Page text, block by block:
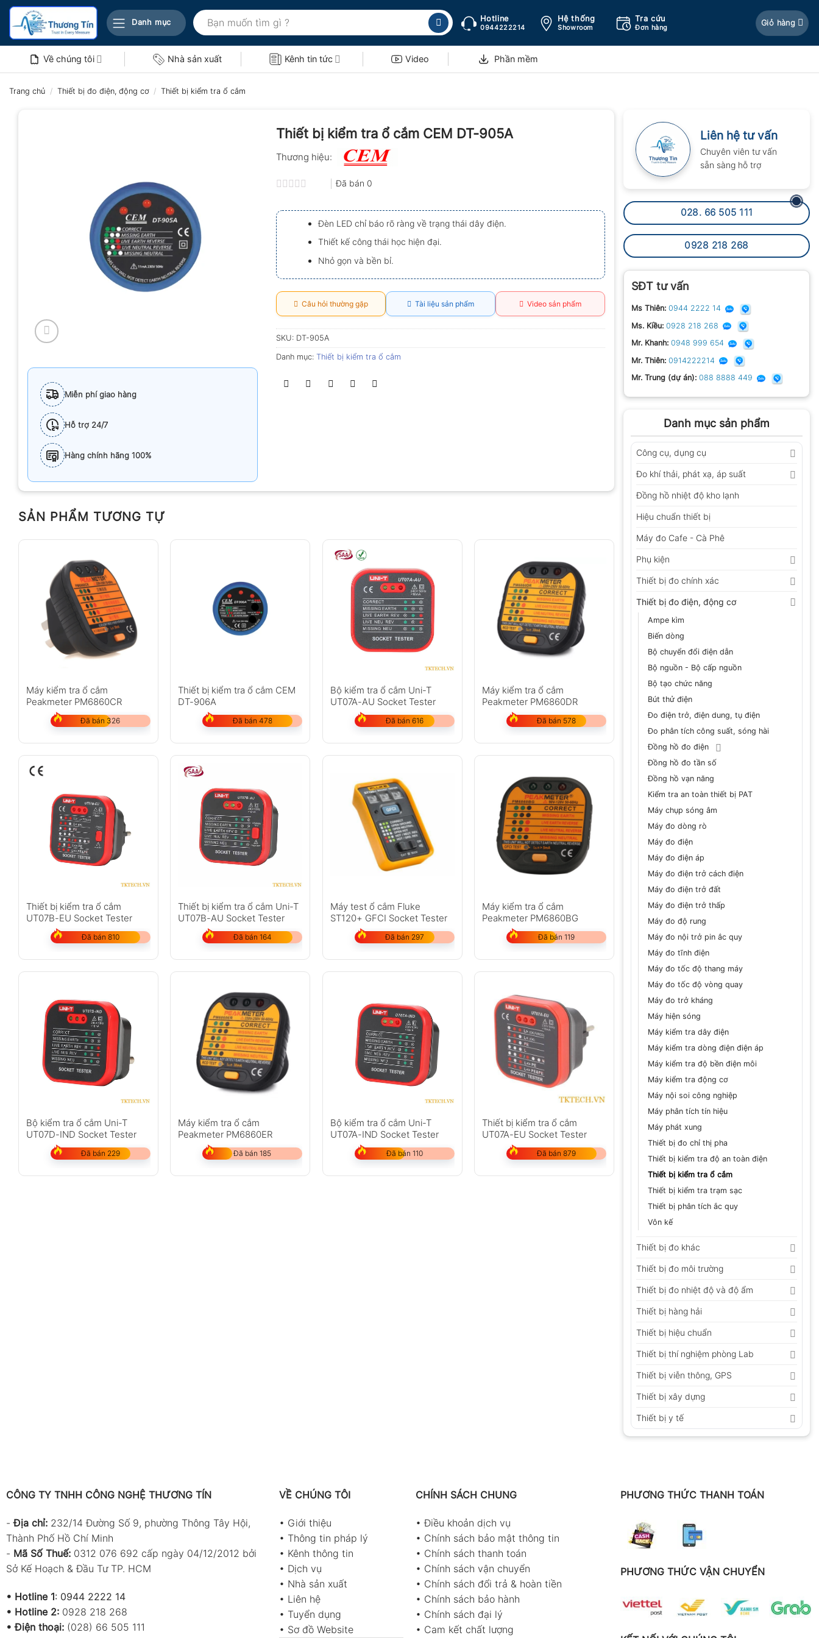
Bỏ
nội
Danh mục
Tìm
kiếm:
Hotline
0944222214
Hệ thống
Showroom
Tra cứu
Đơn hàng
Giỏ hàng
Về chúng tôi Nhà sản xuất Kênh tin tức Video Phần mềm
Trang chủ / Thiết bị đo điện, động cơ / Thiết bị kiểm tra ổ cắm
Liên hệ tư vấn
Chuyên viên tư vấn
sẵn sàng hỗ trợ
028. 66 505 111
0928 218 268
SĐT tư vấn
Ms Thiên: 0944 2222 14
Ms. Kiều: 0928 218 268
Mr. Khanh: 0948 999 654
Mr. Thiên: 0914222214
Mr. Trung (dự án): 088 8888 449
Danh mục sản phẩm
Công cụ, dụng cụ
Đo khí thải, phát xạ, áp suất
Đồng hồ nhiệt độ kho lạnh
Hiệu chuẩn thiết bị
Máy đo Cafe - Cà Phê
Phụ kiện
Thiết bị đo chính xác
Thiết bị đo điện, động cơ
Ampe kìm
Biến dòng
Bộ chuyển đổi điện dẫn
Bộ nguồn - Bộ cấp nguồn
Bộ tạo chức năng
Bút thử điện
Đo điện trở, điện dung, tụ điện
Đo phân tích công suất, sóng hài
Đồng hồ đo điện
Đồng hồ đo tần số
Đồng hồ vạn năng
Kiểm tra an toàn thiết bị PAT
Máy chụp sóng âm
Máy đo dòng rò
Máy đo điện
Máy đo điện áp
Máy đo điện trở cách điện
Máy đo điện trở đất
Máy đo điện trở thấp
Máy đo độ rung
Máy đo nội trở pin ắc quy
Máy đo tĩnh điện
Máy đo tốc độ thang máy
Máy đo tốc độ vòng quay
Máy đo trở kháng
Máy hiện sóng
Máy kiểm tra dây điện
Máy kiểm tra dòng điện điện áp
Máy kiểm tra độ bền điện môi
Máy kiểm tra động cơ
Máy nội soi công nghiệp
Máy phân tích tín hiệu
Máy phát xung
Thiết bị đo chỉ thị pha
Thiết bị kiểm tra độ an toàn điện
Thiết bị kiểm tra ổ cắm
Thiết bị kiểm tra trạm sạc
Thiết bị phân tích ắc quy
Vôn kế
Thiết bị đo khác
Thiết bị đo môi trường
Thiết bị đo nhiệt độ và độ ẩm
Thiết bị hàng hải
Thiết bị hiệu chuẩn
Thiết bị thí nghiệm phòng Lab
Thiết bị viễn thông, GPS
Thiết bị xây dựng
Thiết bị y tế
Miễn phí giao hàng
Hỗ trợ 24/7
Hàng chính hãng 100%
Thiết bị kiểm tra ổ cắm CEM DT-905A
Thương hiệu:
xếp
hạng
0.0
5
sao
Đã bán 0
Đèn LED chỉ báo rõ ràng về trạng thái dây điện.
Thiết kế công thái học hiện đại.
Nhỏ gọn và bền bỉ.
Câu hỏi thường gặp Tài liệu sản phẩm Video sản phẩm
SKU: DT-905A
Danh mục: Thiết bị kiểm tra ổ cắm
SẢN PHẨM TƯƠNG TỰ
Máy kiểm tra ổ cắm
Peakmeter PM6860CR
Đã bán 326
Thiết bị kiểm tra ổ cắm CEM
DT-906A
Đã bán 478
Bộ kiểm tra ổ cắm Uni-T
UT07A-AU Socket Tester
Đã bán 616
Máy kiểm tra ổ cắm
Peakmeter PM6860DR
Đã bán 578
Thiết bị kiểm tra ổ cắm
UT07B-EU Socket Tester
Đã bán 810
Thiết bị kiểm tra ổ cắm Uni-T
UT07B-AU Socket Tester
Đã bán 164
Máy test ổ cắm Fluke
ST120+ GFCI Socket Tester
Đã bán 297
Máy kiểm tra ổ cắm
Peakmeter PM6860BG
Đã bán 119
Bộ kiểm tra ổ cắm Uni-T
UT07D-IND Socket Tester
Đã bán 229
Máy kiểm tra ổ cắm
Peakmeter PM6860ER
Đã bán 185
Bộ kiểm tra ổ cắm Uni-T
UT07A-IND Socket Tester
Đã bán 110
Thiết bị kiểm tra ổ cắm
UT07A-EU Socket Tester
Đã bán 879
CÔNG TY TNHH CÔNG NGHỆ THƯƠNG TÍN
-Địa chỉ: 232/14 Đường Số 9, phường Thông Tây Hội,
Thành Phố Hồ Chí Minh
- Mã Số Thuế: 0312 076 692 cấp ngày 04/12/2012 bởi
Sở Kế Hoạch & Đầu Tư TP. HCM
• Hotline 1: 0944 2222 14
• Hotline 2: 0928 218 268
• Điện thoại: (028) 66 505 111
VỀ CHÚNG TÔI
• Giới thiệu
• Thông tin pháp lý
• Kênh thông tin
• Dịch vụ
• Nhà sản xuất
• Liên hệ
• Tuyển dụng
• Sơ đồ Website
CHÍNH SÁCH CHUNG
•Điều khoản dịch vụ
• Chính sách bảo mật thông tin
• Chính sách thanh toán
• Chính sách vận chuyển
• Chính sách đổi trả & hoàn tiền
• Chính sách bảo hành
• Chính sách đại lý
• Cam kết chất lượng
PHƯƠNG THỨC THANH TOÁN
PHƯƠNG THỨC VẬN CHUYỂN